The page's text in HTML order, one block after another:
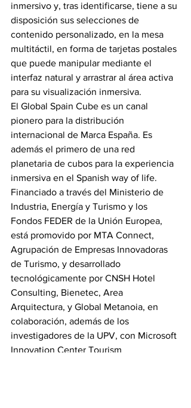
inmersivo y, tras identificarse, tiene a su
disposición sus selecciones de
contenido personalizado, en la mesa
multitáctil, en forma de tarjetas postales
que puede manipular mediante el
interfaz natural y arrastrar al área activa
para su visualización inmersiva.
El Global Spain Cube es un canal
pionero para la distribución
internacional de Marca España. Es
además el primero de una red
planetaria de cubos para la experiencia
inmersiva en el Spanish way of life.
Financiado a través del Ministerio de
Industria, Energía y Turismo y los
Fondos FEDER de la Unión Europea,
está promovido por MTA Connect,
Agrupación de Empresas Innovadoras
de Turismo, y desarrollado
tecnológicamente por CNSH Hotel
Consulting, Bienetec, Area
Arquitectura, y Global Metanoia, en
colaboración, además de los
investigadores de la UPV, con Microsoft
Innovation Center Tourism